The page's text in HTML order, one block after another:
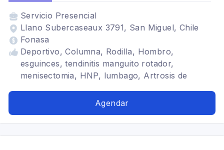
Servicio Presencial
Llano Subercaseaux 3791, San Miguel, Chile
Fonasa
Deportivo, Columna, Rodilla, Hombro,
esguinces, tendinitis manguito rotador,
menisectomia, HNP, lumbago, Artrosis de
desgarros, tendinopatías, condromalacia
Agendar